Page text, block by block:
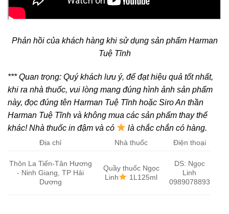
Phản hồi của khách hàng khi sử dụng sản phẩm Harman
Tuệ Tĩnh
*** Quan trọng: Quý khách lưu ý, để đạt hiệu quả tốt nhất,
khi ra nhà thuốc, vui lòng mang đúng hình ảnh sản phẩm
này, đọc đúng tên Harman Tuệ Tĩnh hoặc Siro An thần
Harman Tuệ Tĩnh và không mua các sản phẩm thay thế
khác! Nhà thuốc in đậm và có là chắc chắn có hàng.
Địa chỉ Nhà thuốc Điện thoại
Thôn La Tiến-Tân Hương
- Ninh Giang, TP Hải
Dương
Quầy thuốc Ngọc
Linh
1L125ml
DS: Ngọc
Linh
0989078893